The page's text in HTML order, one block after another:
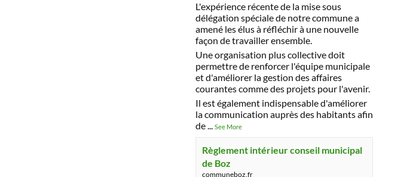
L'expérience récente de la mise sous
délégation spéciale de notre commune a
amené les élus à réfléchir à une nouvelle
façon de travailler ensemble.
Une organisation plus collective doit
permettre de renforcer l'équipe municipale
et d'améliorer la gestion des affaires
courantes comme des projets pour l'avenir.
Il est également indispensable d'améliorer
la communication auprès des habitants afin
de... See More
Règlement intérieur conseil municipal
de Boz
communeboz.fr